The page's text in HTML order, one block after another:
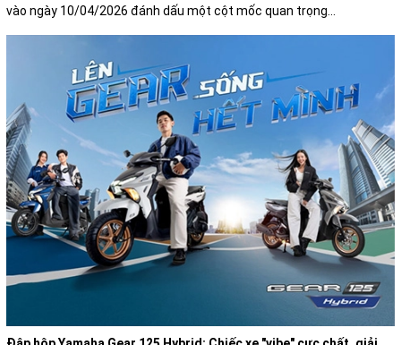
vào ngày 10/04/2026 đánh dấu một cột mốc quan trọng...